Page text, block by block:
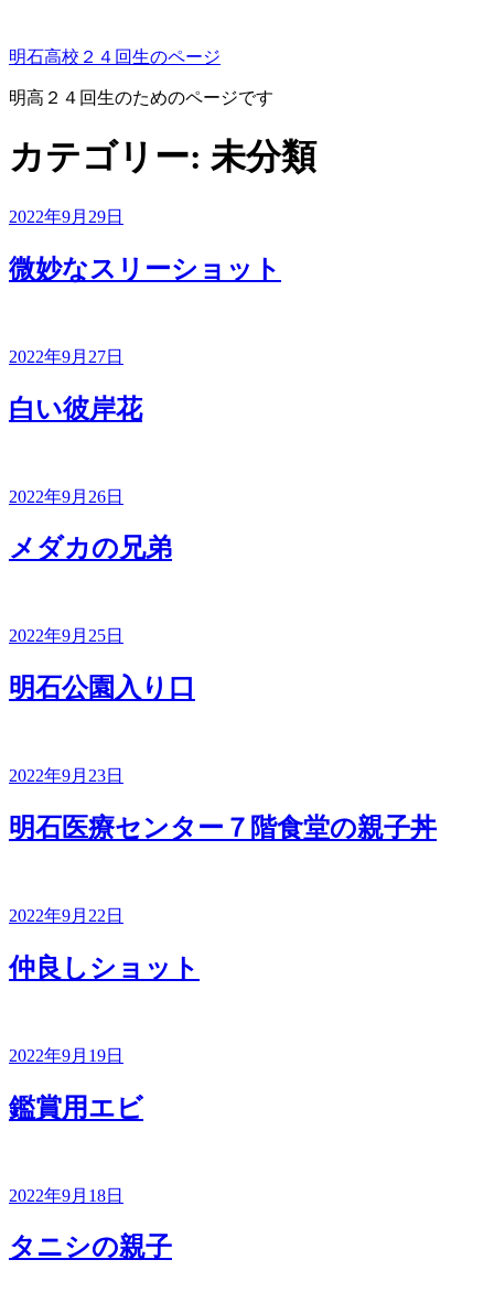
テ
ン
ツ
ス
プ
明石高校２４回生のページ
明高２４回生のためのページです
カテゴリー: 未分類
投
日:
2022年9月29日
微妙なスリーショット
投
日:
2022年9月27日
白い彼岸花
投
日:
2022年9月26日
メダカの兄弟
投
日:
2022年9月25日
明石公園入り口
投
日:
2022年9月23日
明石医療センター７階食堂の親子丼
投
日:
2022年9月22日
仲良しショット
投
日:
2022年9月19日
鑑賞用エビ
投
日:
2022年9月18日
タニシの親子